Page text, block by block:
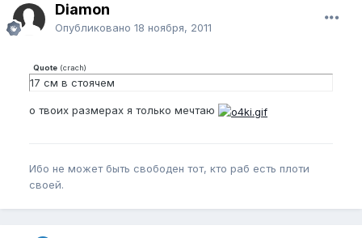
Diamon
Опубликовано 18 ноября, 2011
Quote (crach)
17 см в стоячем
о твоих размерах я только мечтаю
Ибо не может быть свободен тот, кто раб есть плоти
своей.